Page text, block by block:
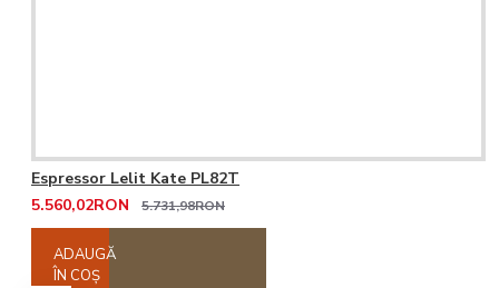
Espressor Lelit Kate PL82T
5.560,02RON
5.731,98RON
ADAUGĂ
ÎN COŞ